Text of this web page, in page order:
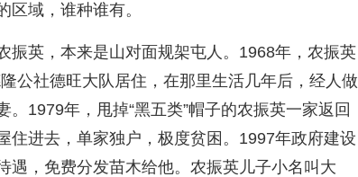
域，谁种谁有。
振英，本来是山对面规架屯人。1968年，农振英
隆公社德旺大队居住，在那里生活几年后，经人做
1979年，甩掉“黑五类”帽子的农振英一家返回
住进去，单家独户，极度贫困。1997年政府建设
遇，免费分发苗木给他。农振英儿子小名叫大